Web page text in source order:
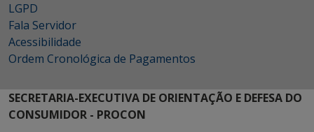
LGPD
Fala Servidor
Acessibilidade
Ordem Cronológica de Pagamentos
SECRETARIA-EXECUTIVA DE ORIENTAÇÃO E DEFESA DO
CONSUMIDOR - PROCON